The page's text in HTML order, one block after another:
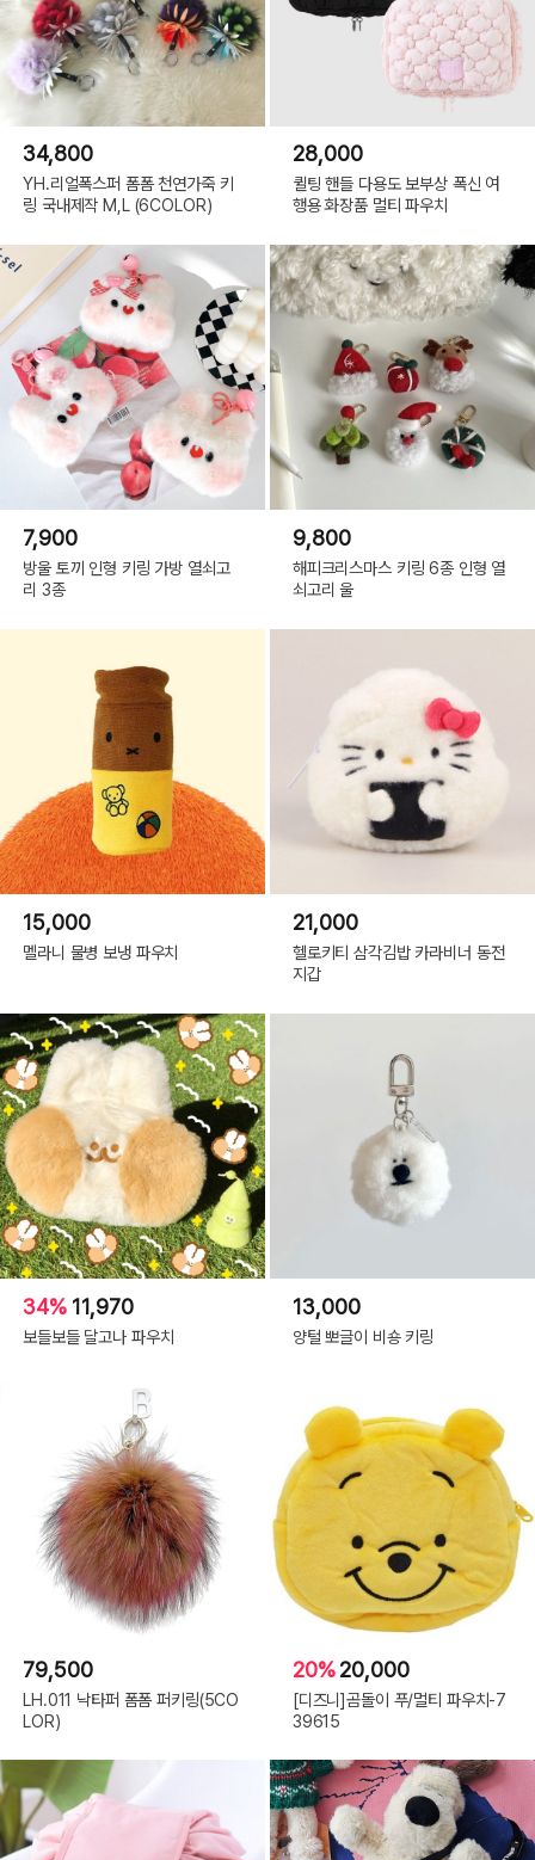
34,800
YH.리얼폭스퍼 폼폼 천연가죽 키
링 국내제작 M,L (6COLOR)
28,000
퀼팅 핸들 다용도 보부상 폭신 여
행용 화장품 멀티 파우치
7,900
방울 토끼 인형 키링 가방 열쇠고
리 3종
9,800
해피크리스마스 키링 6종 인형 열
쇠고리 울
15,000
멜라니 물병 보냉 파우치
21,000
헬로키티 삼각김밥 카라비너 동전
지갑
34% 11,970
보들보들 달고나 파우치
13,000
양털 뽀글이 비숑 키링
79,500
LH.011 낙타퍼 폼폼 퍼키링(5CO
LOR)
20%20,000
[디즈니]곰돌이 푸/멀티 파우치-7
39615